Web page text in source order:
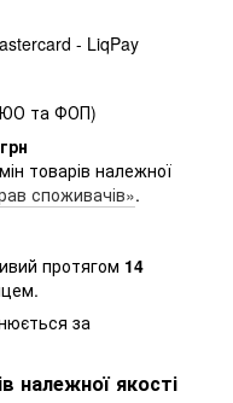
- LiqPay
ЮО та ФОП)
товарів належної
споживачів».
протягом 14
за
належної якості